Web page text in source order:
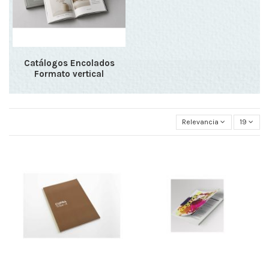
Catálogos Encolados
Formato vertical
Relevancia 19